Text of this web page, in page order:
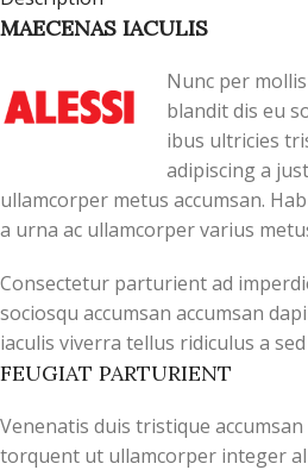
MAECENAS IACULIS
Nunc per
blandit dis eu
ibus ultricies
adipiscing a
ullamcorper metus accumsan.
a urna ac ullamcorper varius
Consectetur parturient ad
sociosqu accumsan accumsan
iaculis viverra tellus ridiculus a
FEUGIAT PARTURIENT
Venenatis duis tristique
torquent ut ullamcorper integer